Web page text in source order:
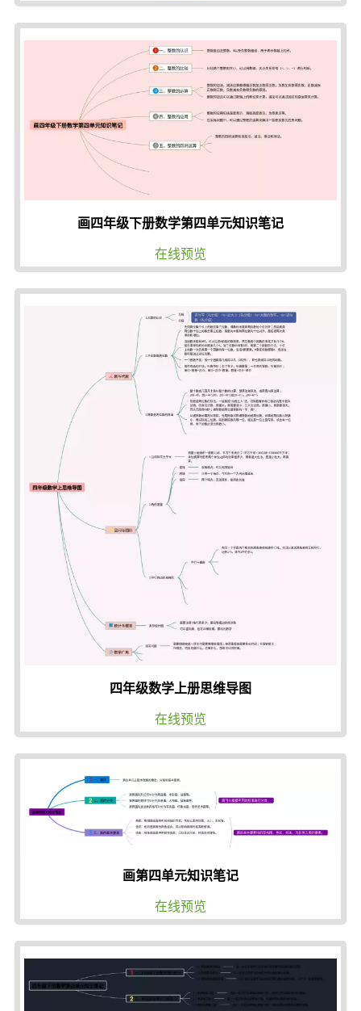
画四年级下册数学第四单元知识笔记
在线预览
四年级数学上册思维导图
在线预览
画第四单元知识笔记
在线预览